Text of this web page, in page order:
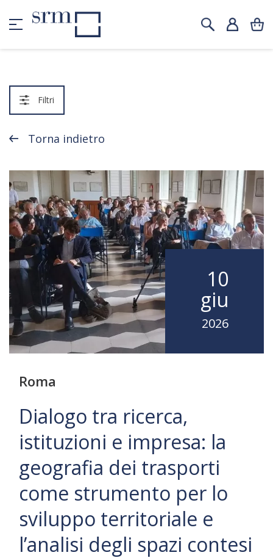
Filtri
Torna indietro
10
giu
2026
Roma
Dialogo tra ricerca,
istituzioni e impresa: la
geografia dei trasporti
come strumento per lo
sviluppo territoriale e
l’analisi degli spazi contesi